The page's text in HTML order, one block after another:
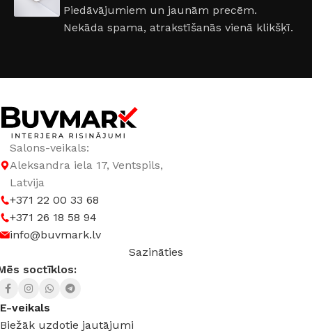
VIEDIERĪCE Jā
Piedāvājumiem un jaunām precēm.
Nekāda spama, atrakstīšanās vienā klikšķī.
Salons-veikals:
Aleksandra iela 17, Ventspils,
Latvija
+371 22 00 33 68
+371 26 18 58 94
info@buvmark.lv
Sazināties
soctīklos:
E-veikals
Biežāk uzdotie jautājumi